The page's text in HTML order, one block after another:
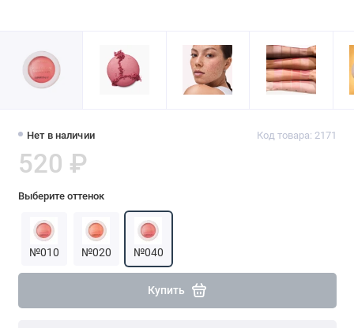
Нет в наличии Код товара: 2171
520 ₽
Выберите оттенок
№010 №020 №040
Купить